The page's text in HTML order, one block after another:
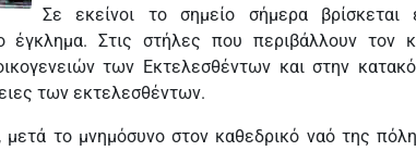
Σε εκείνοι το σημείο σήμερα βρίσκεται
έγκλημα. Στις στήλες που περιβάλλουν τον
των Εκτελεσθέντων και στην
των εκτελεσθέντων.
το μνημόσυνο στον καθεδρικό ναό της